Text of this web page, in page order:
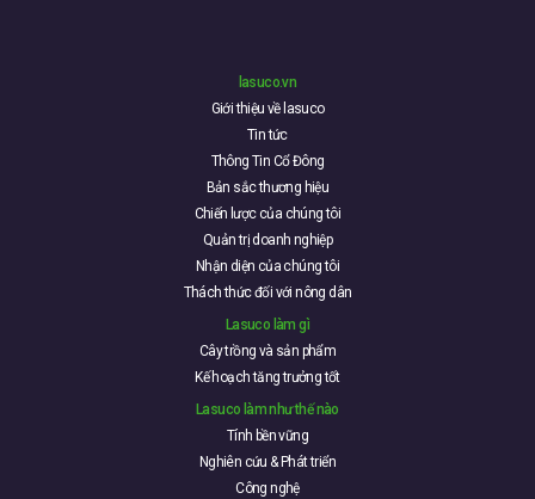
lasuco.vn
Giới thiệu về lasuco
Tin tức
Thông Tin Cổ Đông
Bản sắc thương hiệu
Chiến lược của chúng tôi
Quản trị doanh nghiệp
Nhận diện của chúng tôi
Thách thức đối với nông dân
Lasuco làm gì
Cây trồng và sản phẩm
Kế hoạch tăng trưởng tốt
Lasuco làm như thế nào
Tính bền vững
Nghiên cứu & Phát triển
Công nghệ